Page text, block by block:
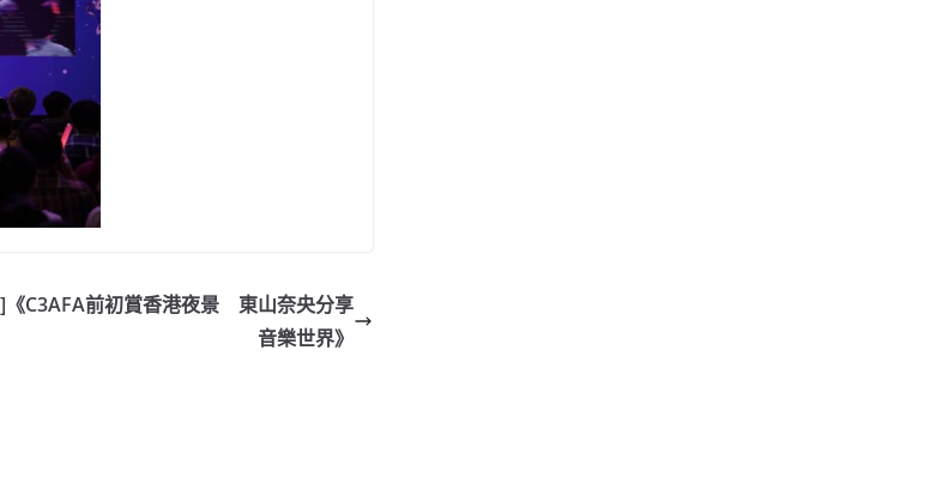
《C3AFA前初賞香港夜景 東山奈央分享
音樂世界》